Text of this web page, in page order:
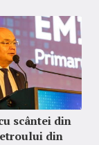
scântei din
din